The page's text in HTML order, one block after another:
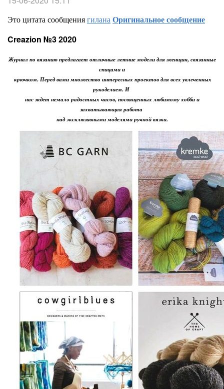
Это цитата сообщениягиланаОригинальное сообщение
Creazion №3 2020
Журнал по вязанию предлагает отличные летние модели для женщин, связанные
спицами и
крючком. Перед вами множество интересных проектов для всех увлеченных
рукоделием. И
нас ждет немало радостных часов, посвященных любимому хобби и
захватывающая работа
над эксклюзивными моделями ручной вязки.